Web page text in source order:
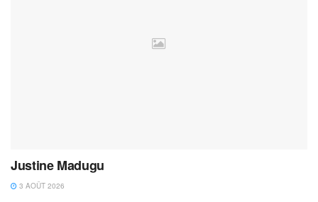
Justine Madugu
3 AOÛT 2026